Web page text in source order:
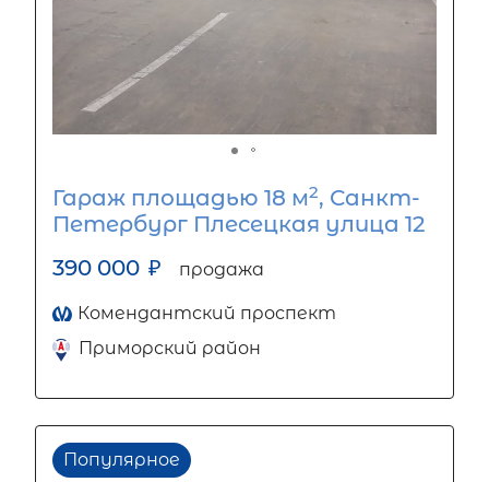
Гараж площадью 18 м2, Санкт-
Петербург Плесецкая улица 12
390 000 ₽ продажа
Комендантский проспект
Приморский район
Популярное